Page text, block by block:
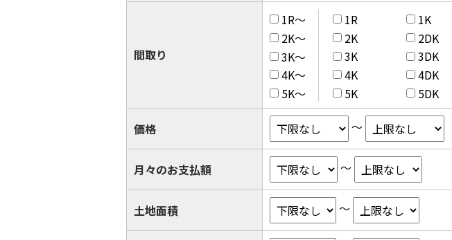
間取り
1R～
2K～
3K～
4K～
5K～
1R 1K
2K
2DK
3K
3DK
4K
4DK
5K
5DK
価格 ～
月々のお支払額 ～
土地面積 ～